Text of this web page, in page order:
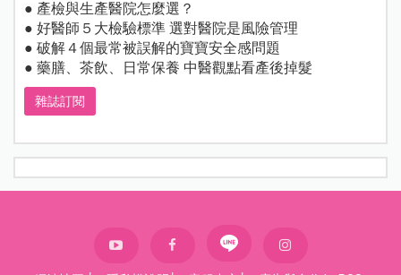
● 產檢與生產醫院怎麼選？
● 好醫師５大檢驗標準 選對醫院是風險管理
● 破解４個最常被誤解的寶寶安全感問題
● 藥膳、茶飲、日常保養 中醫觀點看產後掉髮
雜誌訂閱